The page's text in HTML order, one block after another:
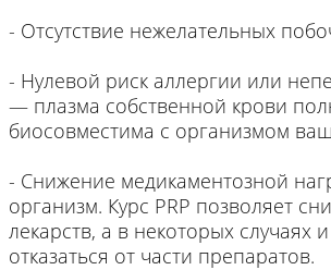
- Отсутствие нежелательных
- Нулевой риск аллергии или
— плазма собственной крови
биосовместима с организмом
- Снижение медикаментозной
организм. Курс PRP позволяет
лекарств, а в некоторых случаях
отказаться от части препаратов.